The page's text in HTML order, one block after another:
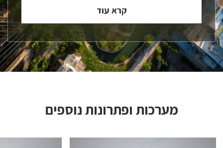
קרא עוד
מערכות ופתרונות נוספים